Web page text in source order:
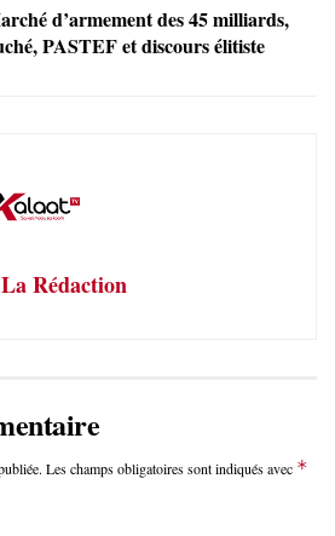
d’armement des 45 milliards,
PASTEF et discours élitiste
La Rédaction
Les champs obligatoires sont indiqués avec *